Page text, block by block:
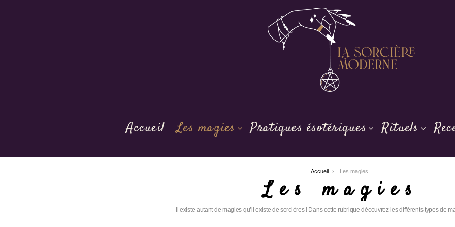
Accueil Les magies Pratiques ésotériques Rituels
Accueil Les magies
Les magies
Il existe autant de magies qu’il existe de sorcières ! Dans cette rubrique découvrez les différents types de